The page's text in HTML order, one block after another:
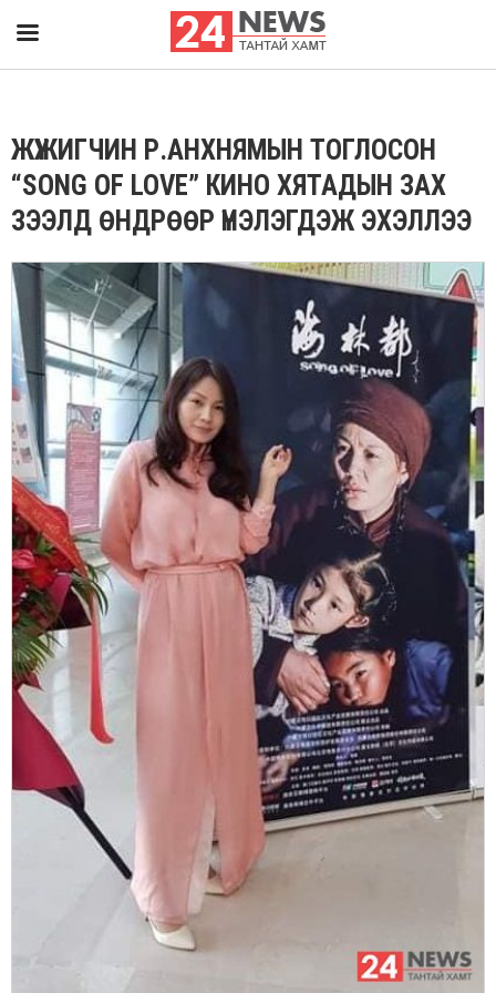
ЖҮЖИГЧИН Р.АНХНЯМЫН ТОГЛОСОН
“SONG OF LOVE” КИНО ХЯТАДЫН ЗАХ
ЗЭЭЛД ӨНДРӨӨР ҮНЭЛЭГДЭЖ ЭХЭЛЛЭЭ